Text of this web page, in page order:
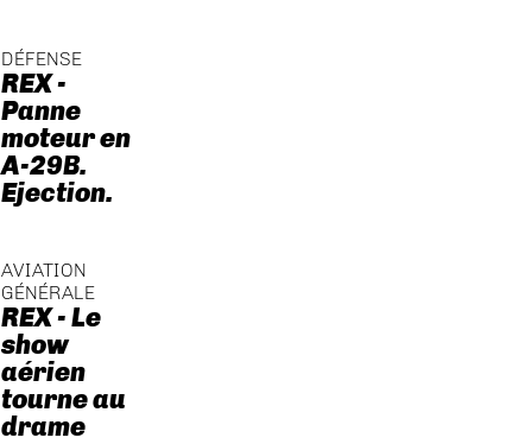
DÉFENSE
REX -
Panne
moteur en
A-29B.
Ejection.
AVIATION
GÉNÉRALE
REX - Le
show
aérien
tourne au
drame